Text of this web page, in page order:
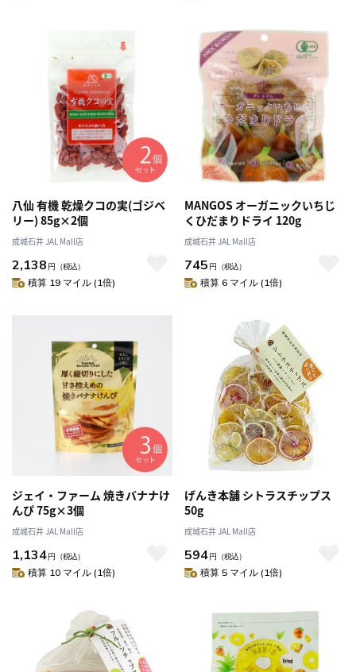
八仙 有機 乾燥クコの実(ゴジベ
リー) 85g×2個
成城石井 JAL Mall店
2,138 円 （税込）
積算 19 マイル (1倍)
MANGOS オーガニックいちじ
くひだまりドライ 120g
成城石井 JAL Mall店
745 円 （税込）
積算 6 マイル (1倍)
ジェイ・ファーム 焼きバナナけ
んぴ 75g×3個
成城石井 JAL Mall店
1,134円 （税込）
積算 10 マイル (1倍)
げんき本舗 シトラスチップス
50g
成城石井 JAL Mall店
594円 （税込）
積算 5 マイル (1倍)